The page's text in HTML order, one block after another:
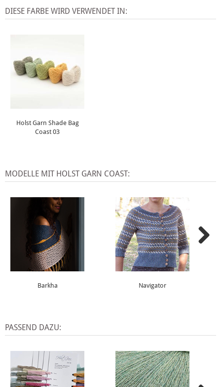
DIESE FARBE WIRD VERWENDET IN:
Holst Garn Shade Bag
Coast 03
MODELLE MIT HOLST GARN COAST:
Barkha Navigator
PASSEND DAZU: